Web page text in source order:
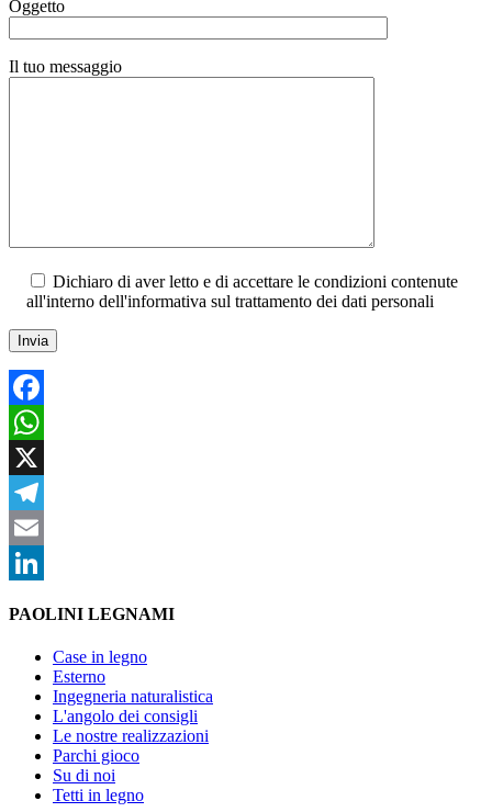
Oggetto
Il tuo messaggio
Dichiaro di aver letto e di accettare le condizioni contenute
all'interno dell'informativa sul trattamento dei dati personali
Facebook
WhatsApp
X
Telegram
Email
PAOLINI LEGNAMI
Case in legno
Esterno
Ingegneria naturalistica
L'angolo dei consigli
Le nostre realizzazioni
Parchi gioco
Su di noi
Tetti in legno